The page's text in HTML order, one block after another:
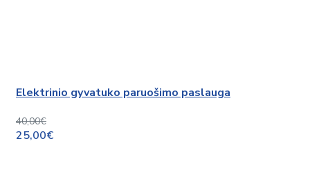
Elektrinio gyvatuko paruošimo paslauga
40,00€
25,00€